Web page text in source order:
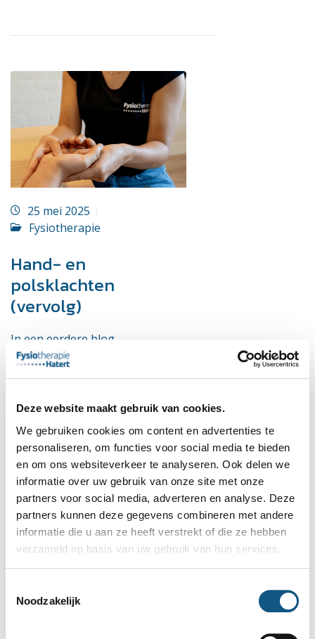
Deze website maakt gebruik van cookies.
We gebruiken cookies om content en advertenties te
personaliseren, om functies voor social media te bieden
en om ons websiteverkeer te analyseren. Ook delen we
informatie over uw gebruik van onze site met onze
partners voor social media, adverteren en analyse. Deze
partners kunnen deze gegevens combineren met andere
informatie die u aan ze heeft verstrekt of die ze hebben
verzameld op basis van uw gebruik van hun services.
Noodzakelijk
25 mei 2025
Fysiotherapie
Hand- en
polsklachten
(vervolg)
In een eerdere blog
hebben we 3 veel
voorkomende hand-
besproken: Artrose, de
ziekte van Dupuytren
en Carpaal tunnel
syndroom [...]